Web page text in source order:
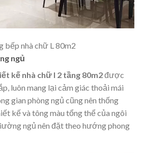
bếp nhà chữ L 80m2
ngủ
kế nhà chữ l 2 tầng 80m2được
luôn mang lại cảm giác thoải mái
gian phòng ngủ cũng nên thống
kế và tông màu tổng thể của ngôi
ngủ nên đặt theo hướng phong